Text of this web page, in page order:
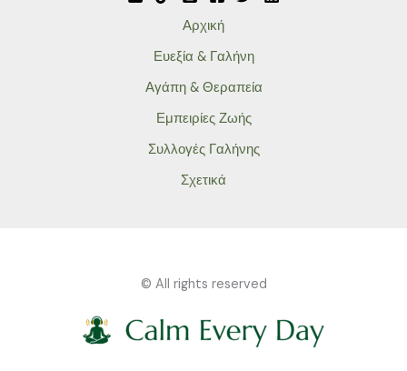
Αρχική
Ευεξία & Γαλήνη
Αγάπη & Θεραπεία
Εμπειρίες Ζωής
Συλλογές Γαλήνης
Σχετικά
© All rights reserved